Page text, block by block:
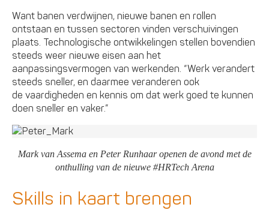
Want banen verdwijnen, nieuwe banen en rollen
ontstaan en tussen sectoren vinden verschuivingen
plaats. Technologische ontwikkelingen stellen bovendien
steeds weer nieuwe eisen aan het
aanpassingsvermogen van werkenden. “Werk verandert
steeds sneller, en daarmee veranderen ook
de vaardigheden en kennis om dat werk goed te kunnen
doen sneller en vaker.”
Mark van Assema en Peter Runhaar openen de avond met de
onthulling van de nieuwe #HRTech Arena
Skills in kaart brengen